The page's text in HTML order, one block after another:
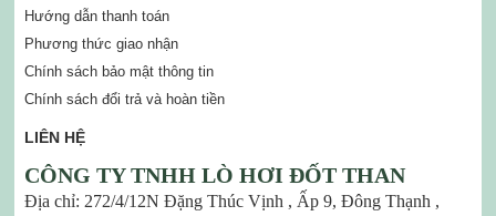
Hướng dẫn thanh toán
Phương thức giao nhận
Chính sách bảo mật thông tin
Chính sách đổi trả và hoàn tiền
LIÊN HỆ
CÔNG TY TNHH LÒ HƠI ĐỐT THAN
Địa chỉ: 272/4/12N Đặng Thúc Vịnh , Ấp 9, Đông Thạnh ,